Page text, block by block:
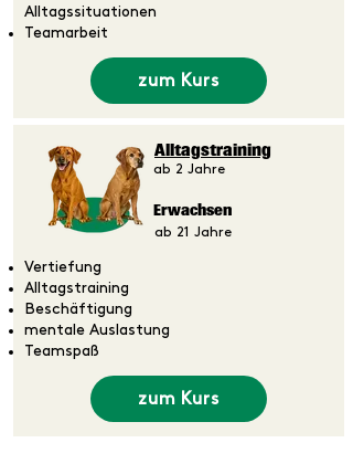
Alltagssituationen
Teamarbeit
zum Kurs
Alltagstraining
ab 2 Jahre
Erwachsen
ab 21 Jahre
Vertiefung
Alltagstraining
Beschäftigung
mentale Auslastung
Teamspaß
zum Kurs